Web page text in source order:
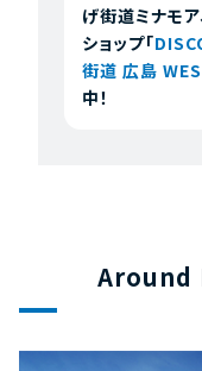
げ街道ミナモ
ショップ「
街道 広島
中！
Around